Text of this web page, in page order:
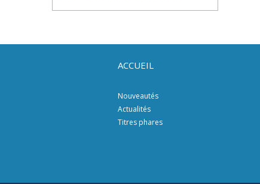
ACCUEIL
Nouveautés
Actualités
Titres phares